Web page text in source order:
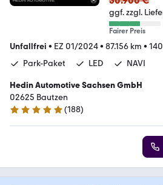
ggf. zzgl.
Fairer Preis
Unfallfrei • EZ 01/2024• 87.156 km •
Park-Paket
LED NAVI
Hedin Automotive Sachsen GmbH
02625 Bautzen
4.8 Sterne
(188)